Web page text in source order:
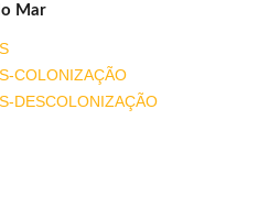
Mar
COLONIZAÇÃO
DESCOLONIZAÇÃO